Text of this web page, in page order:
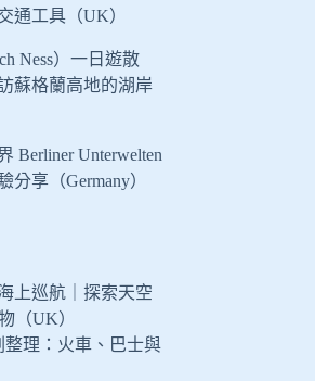
通工具（UK）
Ness）一日遊散
蘇格蘭高地的湖岸
Berliner Unterwelten
分享（Germany）
上巡航｜探索天空
（UK）
整理：火車、巴士與